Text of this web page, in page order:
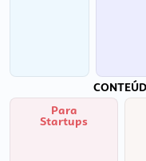
Para
Startups